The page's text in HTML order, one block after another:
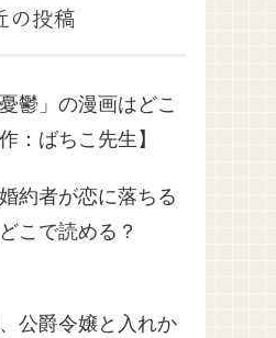
の投稿
鬱」の漫画はどこ
：ばちこ先生】
約者が恋に落ちる
こで読める？
公爵令嬢と入れか